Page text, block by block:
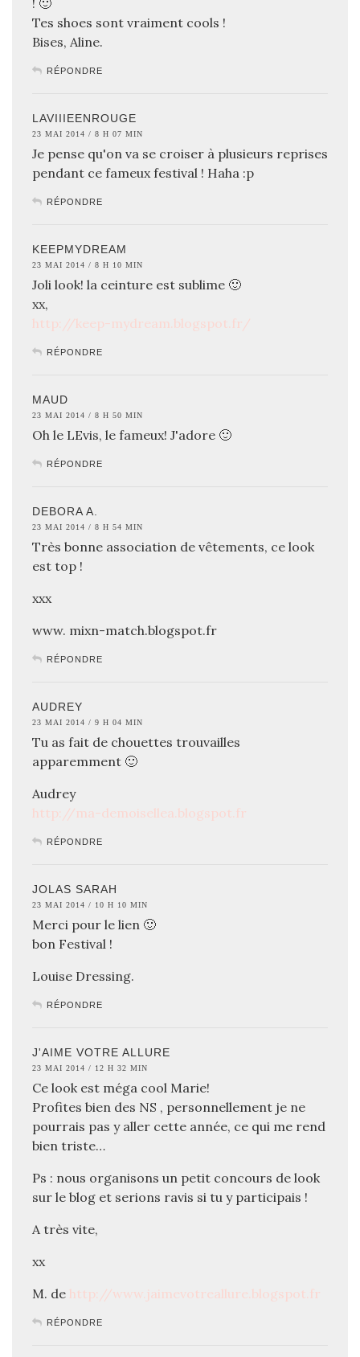
Tes shoes sont vraiment cools !
Bises, Aline.
RÉPONDRE
LAVIIIEENROUGE
23 MAI 2014 / 8 H 07 MIN
Je pense qu'on va se croiser à plusieurs reprises
pendant ce fameux festival ! Haha :p
RÉPONDRE
KEEPMYDREAM
23 MAI 2014 / 8 H 10 MIN
Joli look! la ceinture est sublime 🙂
xx,
http://keep-mydream.blogspot.fr/
RÉPONDRE
MAUD
23 MAI 2014 / 8 H 50 MIN
Oh le LEvis, le fameux! J'adore 🙂
RÉPONDRE
DEBORA A.
23 MAI 2014 / 8 H 54 MIN
Très bonne association de vêtements, ce look
est top !
xxx
www. mixn-match.blogspot.fr
RÉPONDRE
AUDREY
23 MAI 2014 / 9 H 04 MIN
Tu as fait de chouettes trouvailles
apparemment 🙂
Audrey
http://ma-demoisellea.blogspot.fr
RÉPONDRE
JOLAS SARAH
23 MAI 2014 / 10 H 10 MIN
Merci pour le lien 🙂
bon Festival !
Louise Dressing.
RÉPONDRE
J'AIME VOTRE ALLURE
23 MAI 2014 / 12 H 32 MIN
Ce look est méga cool Marie!
Profites bien des NS , personnellement je ne
pourrais pas y aller cette année, ce qui me rend
bien triste…
Ps : nous organisons un petit concours de look
sur le blog et serions ravis si tu y participais !
A très vite,
xx
M. de http://www.jaimevotreallure.blogspot.fr
RÉPONDRE